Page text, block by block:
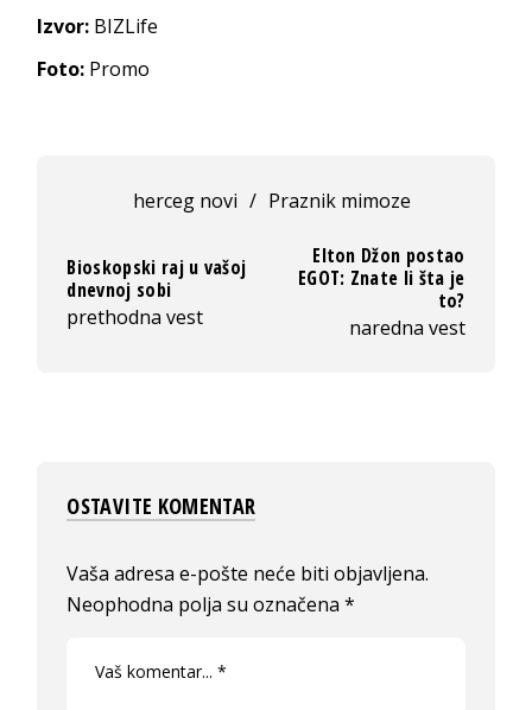
Izvor: BIZLife
Foto: Promo
herceg novi / Praznik mimoze
Bioskopski raj u vašoj
dnevnoj sobi
prethodna vest
Elton Džon postao
EGOT: Znate li šta je
to?
naredna vest
OSTAVITE KOMENTAR
Vaša adresa e-pošte neće biti objavljena.
Neophodna polja su označena*